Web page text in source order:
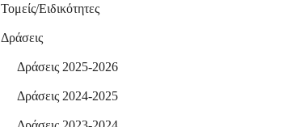
Τομείς/Ειδικότητες
Δράσεις
Δράσεις 2025-2026
Δράσεις 2024-2025